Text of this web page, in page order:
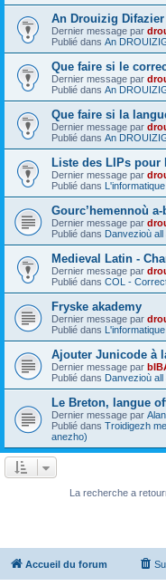
An Drouizig Difazier
Dernier message par
Publié dans An
Que faire si le
Dernier message par
Publié dans An
Que faire si la
Dernier message par
Publié dans An
Liste des LIPs pour
Dernier message par
Publié dans
Gourc’hemennoù
Dernier message par
Publié dans Danvezioù
Medieval Latin -
Dernier message par
Publié dans COL -
Fryske akademy
Dernier message par
Publié dans
Ajouter Junicode à
Dernier message par
Publié dans Danvezioù
Le Breton, langue
Dernier message par
Publié dans Troidigezh
anezho)
La recherche a
Accueil du forum